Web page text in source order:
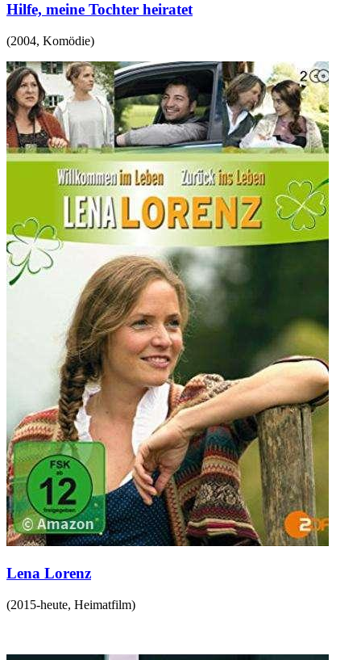
Hilfe, meine Tochter heiratet
(2004, Komödie)
Lena Lorenz
(2015-heute, Heimatfilm)